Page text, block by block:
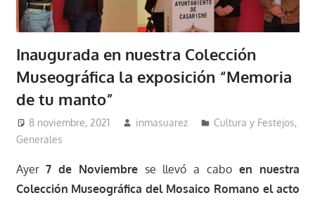
Inaugurada en nuestra Colección
Museográfica la exposición “Memoria
de tu manto”
8 noviembre, 2021 inmasuarez Cultura y Festejos,
Generales
Ayer7 de Noviembrese llevó a cabo en nuestra
Colección Museográfica del Mosaico Romano el acto